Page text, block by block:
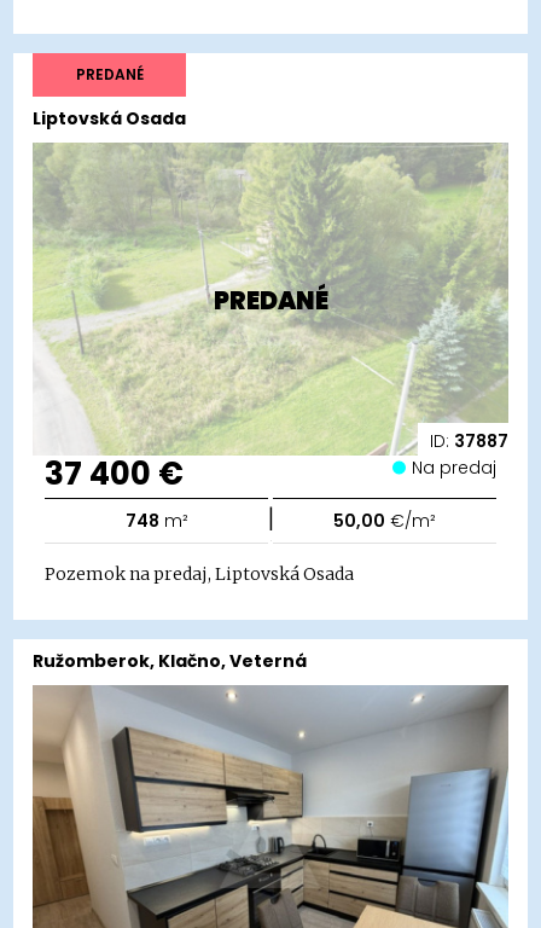
PREDANÉ
ID: 37887
Liptovská Osada
PREDANÉ
37 400 € Na predaj
748 m² | 50,00 €/m²
Pozemok na predaj, Liptovská Osada
Ružomberok, Klačno, Veterná